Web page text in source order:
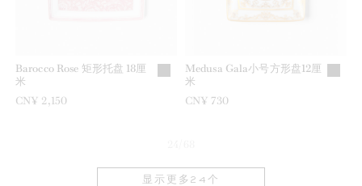
Barocco Rose 矩形托盘 18厘
米
CN¥ 2,150
Medusa Gala小号方形盘12厘
米
CN¥ 730
显示更多24个